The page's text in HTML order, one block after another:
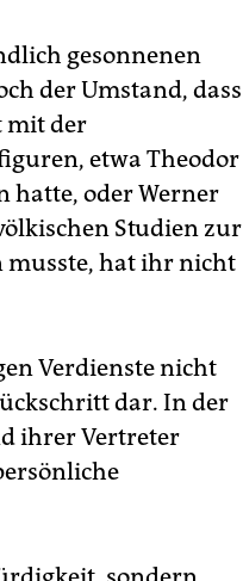
gesonnenen
der Umstand, dass
mit der
etwa Theodor
hatte, oder Werner
Studien zur
musste, hat ihr nicht
Verdienste nicht
dar. In der
ihrer Vertreter